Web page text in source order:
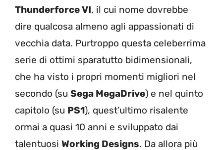
Thunderforce VI, il cui nome dovrebbe
dire qualcosa almeno agli appassionati di
vecchia data. Purtroppo questa celeberrima
serie di ottimi sparatutto bidimensionali,
che ha visto i propri momenti migliori nel
secondo (su Sega MegaDrive) e nel quinto
capitolo (su PS1), quest’ultimo risalente
ormai a quasi 10 anni e sviluppato dai
talentuosi Working Designs. Da allora più